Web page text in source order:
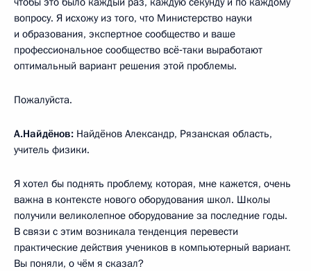
вопросу. Я исхожу из того, что Министерство науки
и образования, экспертное сообщество и ваше
профессиональное сообщество всё‑таки выработают
оптимальный вариант решения этой проблемы.
Пожалуйста.
А.Найдёнов: Найдёнов Александр, Рязанская область,
учитель физики.
Я хотел бы поднять проблему, которая, мне кажется, очень
важна в контексте нового оборудования школ. Школы
получили великолепное оборудование за последние годы.
В связи с этим возникала тенденция перевести
практические действия учеников в компьютерный вариант.
Вы поняли, о чём я сказал?